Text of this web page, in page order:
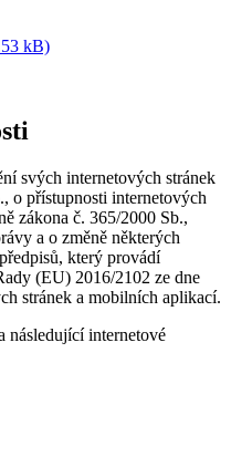
kB)
svých internetových stránek
o přístupnosti internetových
zákona č. 365/2000 Sb.,
a o změně některých
který provádí
(EU) 2016/2102 ze dne
stránek a mobilních aplikací.
následující internetové